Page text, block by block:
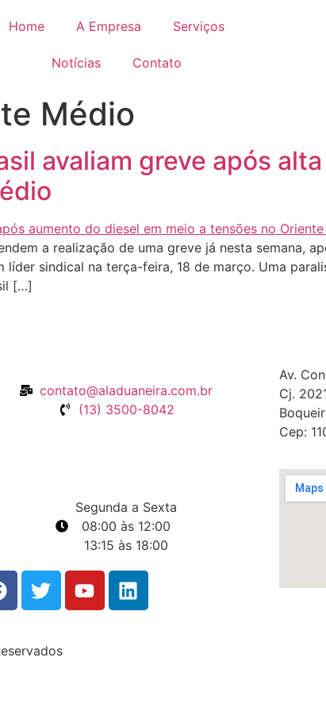
Home A Empresa Serviços
Notícias Contato
Médio
avaliam greve após
a realização de uma greve já nesta semana,
sindical na terça-feira, 18 de março. Uma
[…]
contato@aladuaneira.com.br
(13) 3500-8042
Segunda a Sexta
08:00 às 12:00
13:15 às 18:00
Av.
Cj.
Cep: